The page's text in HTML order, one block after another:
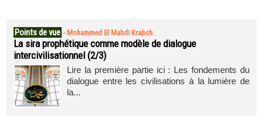
Points de vue - Mohammed El Mahdi Krabch
La sira prophétique comme modèle de dialogue
intercivilisationnel (2/3)
Lire la première partie ici : Les fondements du
dialogue entre les civilisations à la lumière de
la...